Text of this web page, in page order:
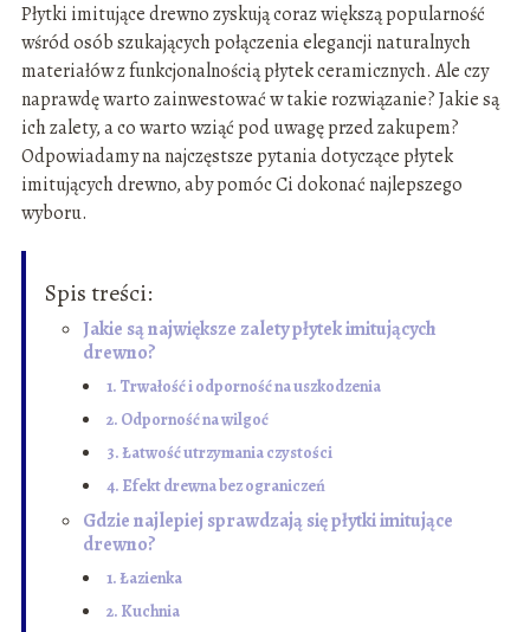
Płytki imitujące drewno zyskują coraz większą popularność
wśród osób szukających połączenia elegancji naturalnych
materiałów z funkcjonalnością płytek ceramicznych. Ale czy
naprawdę warto zainwestować w takie rozwiązanie? Jakie są
ich zalety, a co warto wziąć pod uwagę przed zakupem?
Odpowiadamy na najczęstsze pytania dotyczące płytek
imitujących drewno, aby pomóc Ci dokonać najlepszego
wyboru.
Spis treści:
Jakie są największe zalety płytek imitujących
drewno?
1. Trwałość i odporność na uszkodzenia
2. Odporność na wilgoć
3. Łatwość utrzymania czystości
4. Efekt drewna bez ograniczeń
Gdzie najlepiej sprawdzają się płytki imitujące
drewno?
1. Łazienka
2. Kuchnia